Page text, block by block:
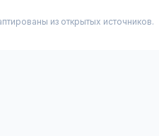
из открытых источников.